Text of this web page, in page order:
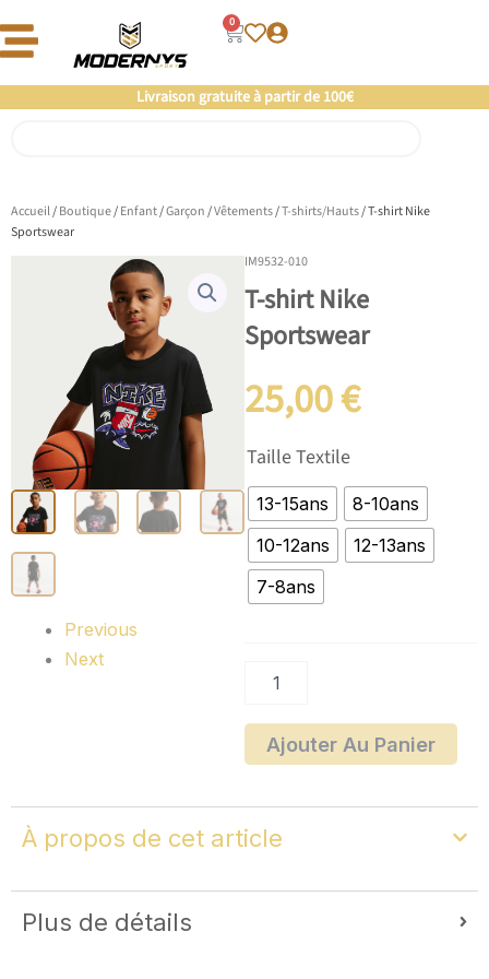
au
0
Panier
Livraison gratuite à partir de 100€
Offre un 🎁 Moderny’s : Coup de 💘 assuré
Accueil/Boutique/Enfant/Garçon/Vêtements/T-shirts/Hauts/ T-shirt Nike
Sportswear
Previous
Next
IM9532-010
T-shirt Nike
Sportswear
25,00€
Taille Textile
13-15ans
8-10ans
10-12ans
12-13ans
7-8ans
quantité
de
T-
shirt
Nike
Sportswear
Ajouter Au Panier
À propos de cet article
Plus de détails